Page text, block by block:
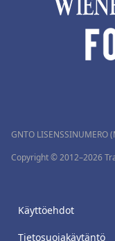
GNTO LISENSSINUMERO
Copyright © 2012–2026
Käyttöehdot
Tietosuojakäytäntö